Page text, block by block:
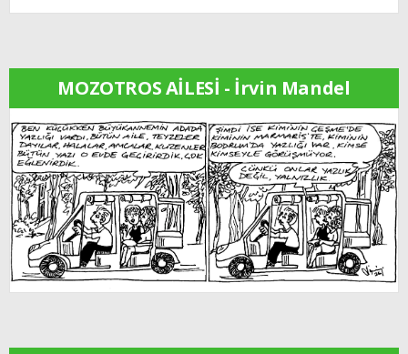
MOZOTROS AİLESİ - İrvin Mandel